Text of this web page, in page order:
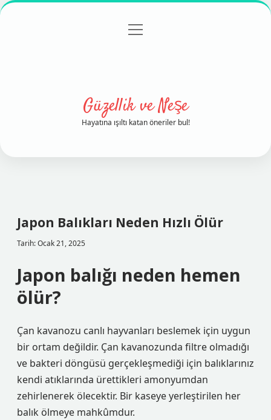
Gizlilik Politikası
menüyü
Güzellik ve Neşe
Hayatına ışıltı katan öneriler bul!
Japon Balıkları Neden Hızlı Ölür
Tarih: Ocak 21, 2025
Japon balığı neden hemen
ölür?
Çan kavanozu canlı hayvanları beslemek için uygun
bir ortam değildir. Çan kavanozunda filtre olmadığı
ve bakteri döngüsü gerçekleşmediği için balıklarınız
kendi atıklarında ürettikleri amonyumdan
zehirlenerek ölecektir. Bir kaseye yerleştirilen her
balık ölmeye mahkûmdur.